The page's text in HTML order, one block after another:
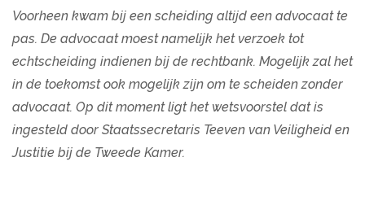
Voorheen kwam bij een scheiding altijd een advocaat te
pas. De advocaat moest namelijk het verzoek tot
echtscheiding indienen bij de rechtbank. Mogelijk zal het
in de toekomst ook mogelijk zijn om te scheiden zonder
advocaat. Op dit moment ligt het wetsvoorstel dat is
ingesteld door Staatssecretaris Teeven van Veiligheid en
Justitie bij de Tweede Kamer.